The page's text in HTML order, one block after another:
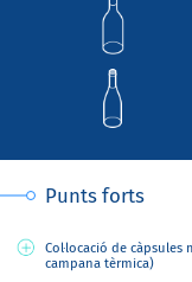
Punts forts
Col·locació de càpsules
campana tèrmica)